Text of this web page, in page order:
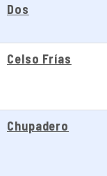
Dos
Celso Frías
Chupadero